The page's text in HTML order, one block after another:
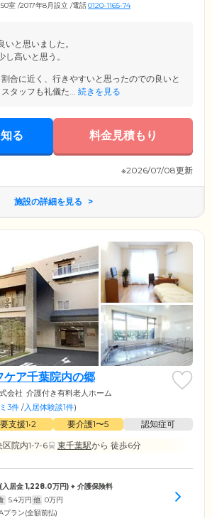
を運営しています。長年の業界経験から、ご入居者様
室 /2017年8月設立 /電話0120-1165-74
いと思いました。
し高いと思う。
合に近く、行きやすいと思ったのでの良いと
タッフも礼儀た... 続きを見る
る 料金見積もり
※2026/07/08更新
施設の詳細を見る
ケア千葉院内の郷
会社 介護付き有料老人ホーム
3件 /入居体験談1件)
要支援1•2 要介護1〜5
認知症可
院内1-7-6
東千葉駅から 徒歩6分
(入居金1,228.0万円) + 介護保険料
5.4万円 他 0万円
プラン(全額前払)